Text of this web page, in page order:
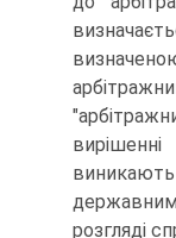
розглядi